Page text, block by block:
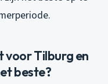
voor Tilburg en
beste?